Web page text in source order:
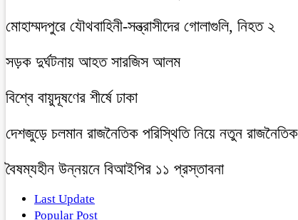
মোহাম্মদপুরে যৌথবাহিনী-সন্ত্রাসীদের গোলাগুলি, নিহত ২
সড়ক দুর্ঘটনায় আহত সারজিস আলম
বিশ্বে বায়ুদূষণের শীর্ষে ঢাকা
দেশজুড়ে চলমান রাজনৈতিক পরিস্থিতি নিয়ে নতুন
বৈষম্যহীন উন্নয়নে বিআইপির ১১ প্রস্তাবনা
Last Update
Popular Post